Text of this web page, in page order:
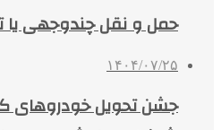
حمل و نقل چندوجهی یا
۱۴۰۴/۰۷/۲۵
جشن تحویل خودروهای